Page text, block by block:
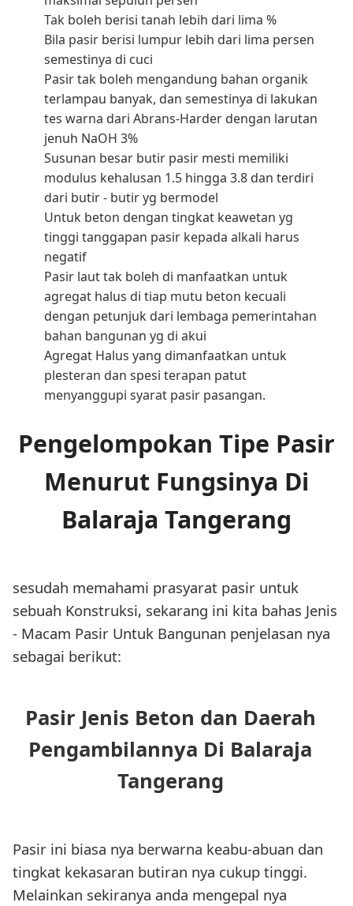
Tak boleh berisi tanah lebih dari lima %
Bila pasir berisi lumpur lebih dari lima persen
semestinya di cuci
Pasir tak boleh mengandung bahan organik
terlampau banyak, dan semestinya di lakukan
tes warna dari Abrans-Harder dengan larutan
jenuh NaOH 3%
Susunan besar butir pasir mesti memiliki
modulus kehalusan 1.5 hingga 3.8 dan terdiri
dari butir - butir yg bermodel
Untuk beton dengan tingkat keawetan yg
tinggi tanggapan pasir kepada alkali harus
negatif
Pasir laut tak boleh di manfaatkan untuk
agregat halus di tiap mutu beton kecuali
dengan petunjuk dari lembaga pemerintahan
bahan bangunan yg di akui
Agregat Halus yang dimanfaatkan untuk
plesteran dan spesi terapan patut
menyanggupi syarat pasir pasangan.
Pengelompokan Tipe Pasir
Menurut Fungsinya Di
Balaraja Tangerang
sesudah memahami prasyarat pasir untuk
sebuah Konstruksi, sekarang ini kita bahas Jenis
- Macam Pasir Untuk Bangunan penjelasan nya
sebagai berikut:
Pasir Jenis Beton dan Daerah
Pengambilannya Di Balaraja
Tangerang
Pasir ini biasa nya berwarna keabu-abuan dan
tingkat kekasaran butiran nya cukup tinggi.
Melainkan sekiranya anda mengepal nya